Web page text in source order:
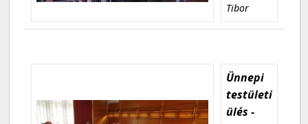
Tibor
Ünnepi
testületi
ülés -